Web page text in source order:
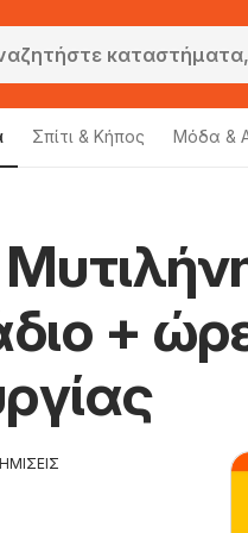
Σπίτι & Κήπος Μόδα &
+